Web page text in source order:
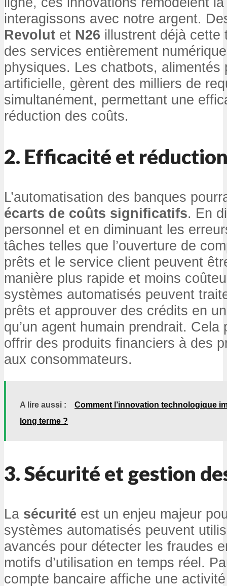
interagissons avec notre argent.
Revolut et N26 illustrent déjà cette
des services entièrement
physiques. Les chatbots, alimentés
artificielle, gèrent des milliers de
simultanément, permettant une
réduction des coûts.
2. Efficacité et
L’automatisation des banques
écarts de coûts significatifs. En
personnel et en diminuant les
tâches telles que l’ouverture de
prêts et le service client peuvent
manière plus rapide et moins
systèmes automatisés peuvent
prêts et approuver des crédits en
qu’un agent humain prendrait.
offrir des produits financiers à des
aux consommateurs.
A lire aussi :
Comment l’innovation technologique
long terme ?
3.Sécurité et gestion
La sécurité est un enjeu majeur
systèmes automatisés peuvent
avancés pour détecter les fraudes
motifs d’utilisation en temps réel.
compte bancaire affiche une